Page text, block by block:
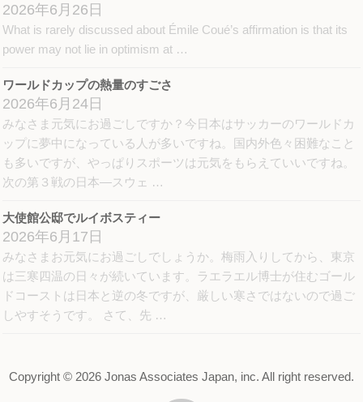
2026年6月26日
What is rarely discussed about Émile Coué’s affirmation is that its
power may not lie in optimism at …
ワールドカップの熱量のすごさ
2026年6月24日
みなさま元気にお過ごしですか？今日本はサッカーのワールドカ
ップに夢中になっている人が多いですね。国内外色々困難なこと
も多いですが、やっぱりスポーツは元気をもらえていいですね。
次の第３戦の日本―スウェ …
大使館公邸でルイボスティー
2026年6月17日
みなさまお元気にお過ごしでしょうか。梅雨入りしてから、東京
は三寒四温の日々が続いています。ラエラエル博士が住むゴール
ドコーストは日本と逆の冬ですが、厳しい寒さではないので過ご
しやすそうです。 さて、先 …
Copyright © 2026 Jonas Associates Japan, inc. All right reserved.